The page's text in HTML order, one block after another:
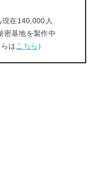
現在140,000人
密基地を製作中
は こちら ）